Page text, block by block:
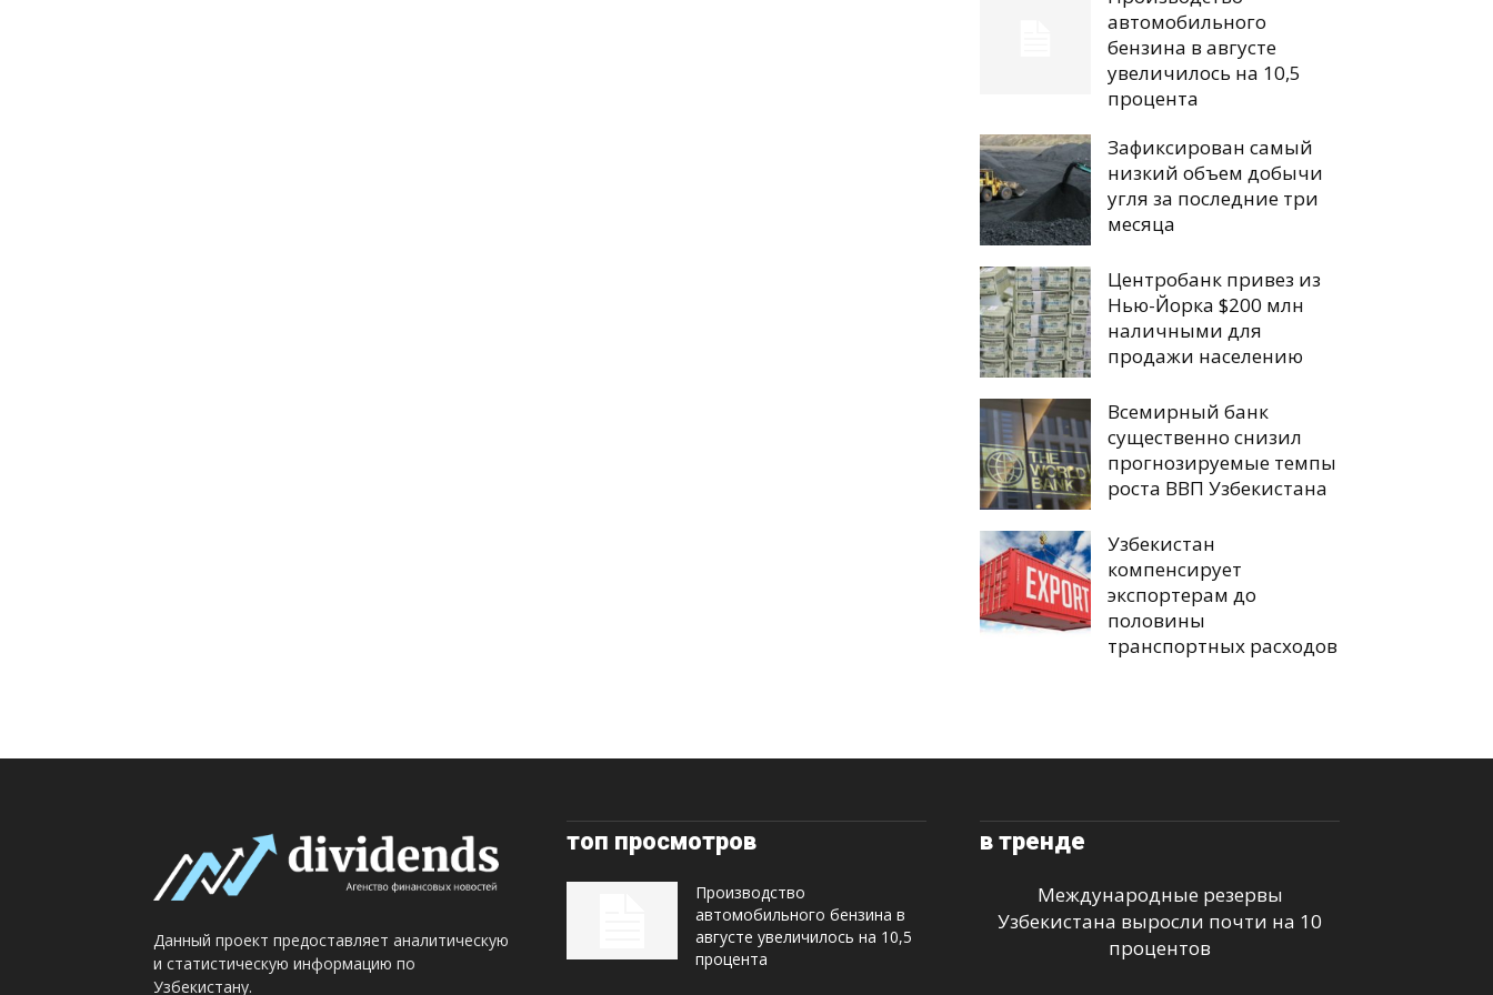
автомобильного
бензина в августе
увеличилось на 10,5
процента
Зафиксирован самый
низкий объем добычи
угля за последние три
месяца
Центробанк привез из
Нью-Йорка $200 млн
наличными для
продажи населению
Всемирный банк
существенно снизил
прогнозируемые темпы
роста ВВП Узбекистана
Узбекистан
компенсирует
экспортерам до
половины
транспортных расходов
Данный проект предоставляет аналитическую
и статистическую информацию по
Узбекистану.
топ просмотров
Производство
автомобильного бензина в
августе увеличилось на 10,5
процента
в тренде
Международные резервы
Узбекистана выросли почти на 10
процентов